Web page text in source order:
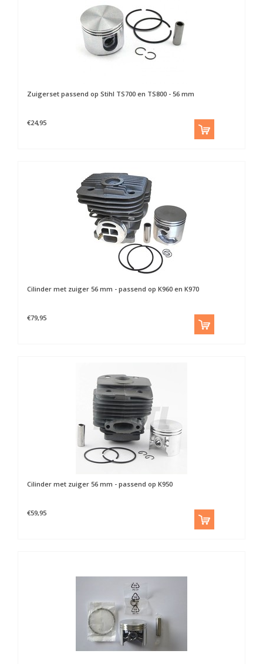
Zuigerset passend op Stihl TS700 en TS800 - 56 mm
€24,95
Cilinder met zuiger 56 mm - passend op K960 en K970
€79,95
Cilinder met zuiger 56 mm - passend op K950
€59,95